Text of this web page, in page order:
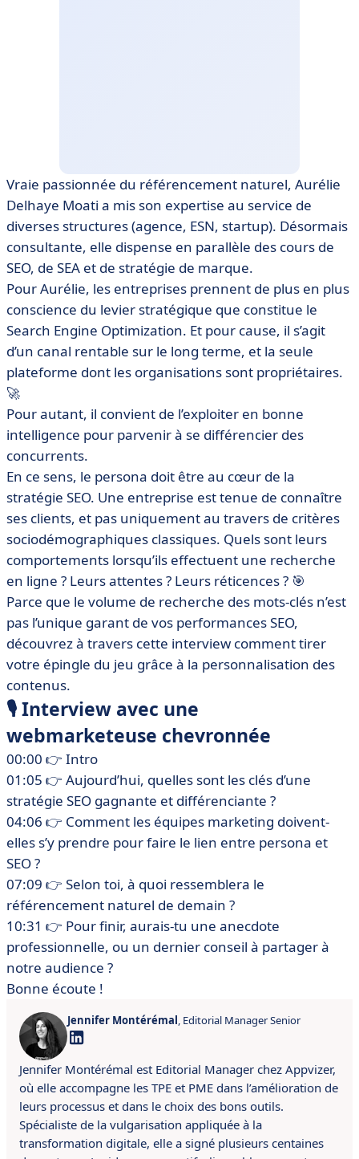
Vraie passionnée du référencement naturel, Aurélie
Delhaye Moati a mis son expertise au service de
diverses structures (agence, ESN, startup). Désormais
consultante, elle dispense en parallèle des cours de
SEO, de SEA et de stratégie de marque.
Pour Aurélie, les entreprises prennent de plus en plus
conscience du levier stratégique que constitue le
Search Engine Optimization. Et pour cause, il s’agit
d’un canal rentable sur le long terme, et la seule
plateforme dont les organisations sont propriétaires.
🚀
Pour autant, il convient de l’exploiter en bonne
intelligence pour parvenir à se différencier des
concurrents.
En ce sens, le persona doit être au cœur de la
stratégie SEO. Une entreprise est tenue de connaître
ses clients, et pas uniquement au travers de critères
sociodémographiques classiques. Quels sont leurs
comportements lorsqu’ils effectuent une recherche
en ligne ? Leurs attentes ? Leurs réticences ? 🎯
Parce que le volume de recherche des mots-clés n’est
pas l’unique garant de vos performances SEO,
découvrez à travers cette interview comment tirer
votre épingle du jeu grâce à la personnalisation des
contenus.
🎙 Interview avec une
webmarketeuse chevronnée
00:00 👉 Intro
01:05 👉 Aujourd’hui, quelles sont les clés d’une
stratégie SEO gagnante et différenciante ?
04:06 👉 Comment les équipes marketing doivent-
elles s’y prendre pour faire le lien entre persona et
SEO ?
07:09 👉 Selon toi, à quoi ressemblera le
référencement naturel de demain ?
10:31 👉 Pour finir, aurais-tu une anecdote
professionnelle, ou un dernier conseil à partager à
notre audience ?
Bonne écoute !
Jennifer Montérémal, Editorial Manager Senior
Jennifer Montérémal est Editorial Manager chez Appvizer,
où elle accompagne les TPE et PME dans l’amélioration de
leurs processus et dans le choix des bons outils.
Spécialiste de la vulgarisation appliquée à la
transformation digitale, elle a signé plusieurs centaines